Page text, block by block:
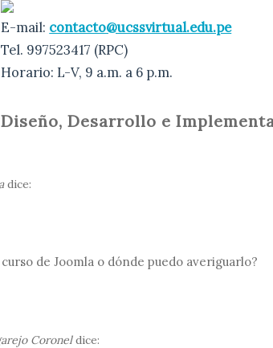
E-mail: contacto@ucssvirtual.edu.pe
Tel. 997523417 (RPC)
Horario: L-V, 9 a.m. a 6 p.m.
Desarrollo e
dice:
de Joomla o dónde puedo averiguarlo?
Coronel dice: